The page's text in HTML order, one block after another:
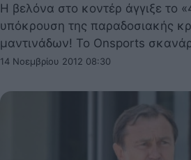
Η βελόνα στο κοντέρ άγγιξε το
υπόκρουση της παραδοσιακής
μαντινάδων! To Onsports
14 Νοεμβρίου 2012 08:30